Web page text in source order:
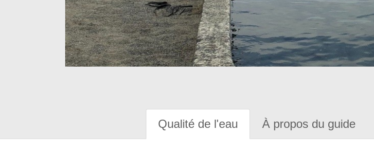
Qualité de l'eau À propos du guide